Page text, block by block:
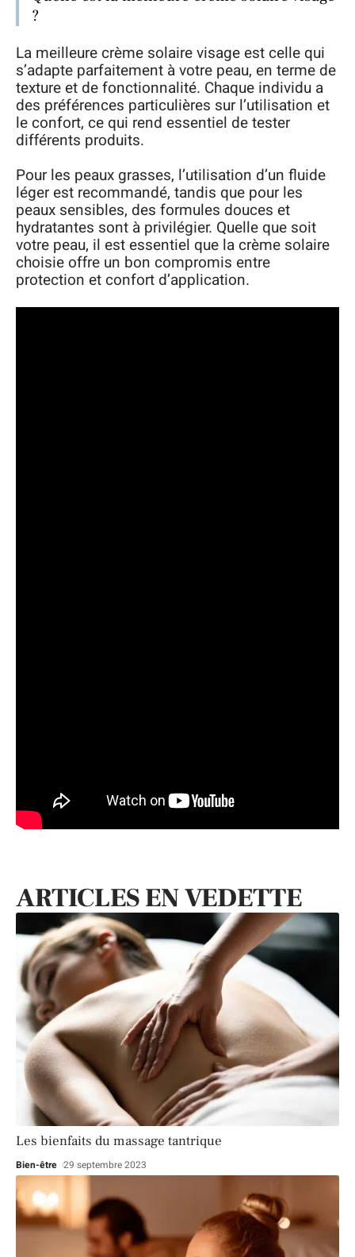
?
La meilleure crème solaire visage est celle qui
s’adapte parfaitement à votre peau, en terme de
texture et de fonctionnalité. Chaque individu a
des préférences particulières sur l’utilisation et
le confort, ce qui rend essentiel de tester
différents produits.
Pour les peaux grasses, l’utilisation d’un fluide
léger est recommandé, tandis que pour les
peaux sensibles, des formules douces et
hydratantes sont à privilégier. Quelle que soit
votre peau, il est essentiel que la crème solaire
choisie offre un bon compromis entre
protection et confort d’application.
ARTICLES EN VEDETTE
Les bienfaits du massage tantrique
Bien-être 29 septembre 2023